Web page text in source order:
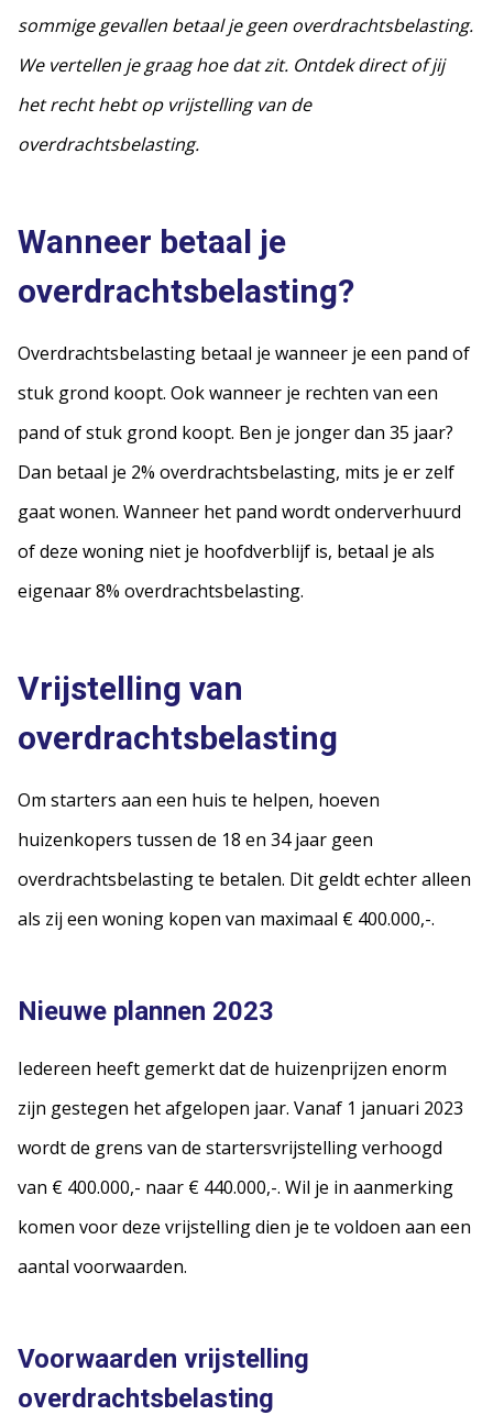
sommige gevallen betaal je geen overdrachtsbelasting.
We vertellen je graag hoe dat zit. Ontdek direct of jij
het recht hebt op vrijstelling van de
overdrachtsbelasting.
Wanneer betaal je
overdrachtsbelasting?
Overdrachtsbelasting betaal je wanneer je een pand of
stuk grond koopt. Ook wanneer je rechten van een
pand of stuk grond koopt. Ben je jonger dan 35 jaar?
Dan betaal je 2% overdrachtsbelasting, mits je er zelf
gaat wonen. Wanneer het pand wordt onderverhuurd
of deze woning niet je hoofdverblijf is, betaal je als
eigenaar 8% overdrachtsbelasting.
Vrijstelling van
overdrachtsbelasting
Om starters aan een huis te helpen, hoeven
huizenkopers tussen de 18 en 34 jaar geen
overdrachtsbelasting te betalen. Dit geldt echter alleen
als zij een woning kopen van maximaal € 400.000,-.
Nieuwe plannen 2023
Iedereen heeft gemerkt dat de huizenprijzen enorm
zijn gestegen het afgelopen jaar. Vanaf 1 januari 2023
wordt de grens van de startersvrijstelling verhoogd
van € 400.000,- naar € 440.000,-. Wil je in aanmerking
komen voor deze vrijstelling dien je te voldoen aan een
aantal voorwaarden.
Voorwaarden vrijstelling
overdrachtsbelasting